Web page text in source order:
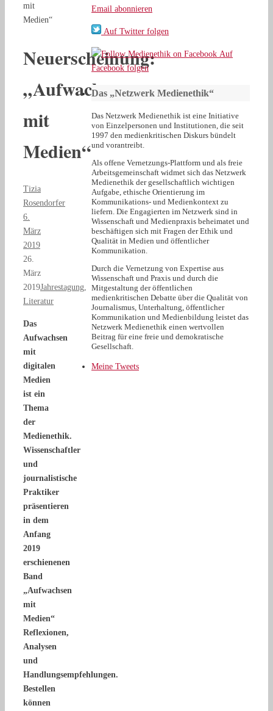
mit
Medien“
Neuerscheinung:
„Aufwachsen
mit
Medien“
Tizia
Rosendorfer
6.
März
2019
26.
März
2019Jahrestagung
Literatur
Das
Aufwachsen
mit
digitalen
Medien
ist ein
Thema
der
Medienethik.
Wissenschaftler
und
journalistische
Praktiker
präsentieren
in dem
Anfang
2019
erschienenen
Band
„Aufwachsen
mit
Medien“
Reflexionen,
Analysen
und
Handlungsempfehlungen.
Bestellen
können
Email abonnieren
Auf Twitter folgen
Auf
Facebook folgen
Das „Netzwerk Medienethik“
Das Netzwerk Medienethik ist eine Initiative
von Einzelpersonen und Institutionen, die seit
1997 den medienkritischen Diskurs bündelt
und vorantreibt.
Als offene Vernetzungs-Plattform und als freie
Arbeitsgemeinschaft widmet sich das Netzwerk
Medienethik der gesellschaftlich wichtigen
Aufgabe, ethische Orientierung im
Kommunikations- und Medienkontext zu
liefern. Die Engagierten im Netzwerk sind in
Wissenschaft und Medienpraxis beheimatet und
beschäftigen sich mit Fragen der Ethik und
Qualität in Medien und öffentlicher
Kommunikation.
Durch die Vernetzung von Expertise aus
Wissenschaft und Praxis und durch die
Mitgestaltung der öffentlichen
medienkritischen Debatte über die Qualität von
Journalismus, Unterhaltung, öffentlicher
Kommunikation und Medienbildung leistet das
Netzwerk Medienethik einen wertvollen
Beitrag für eine freie und demokratische
Gesellschaft.
Meine Tweets